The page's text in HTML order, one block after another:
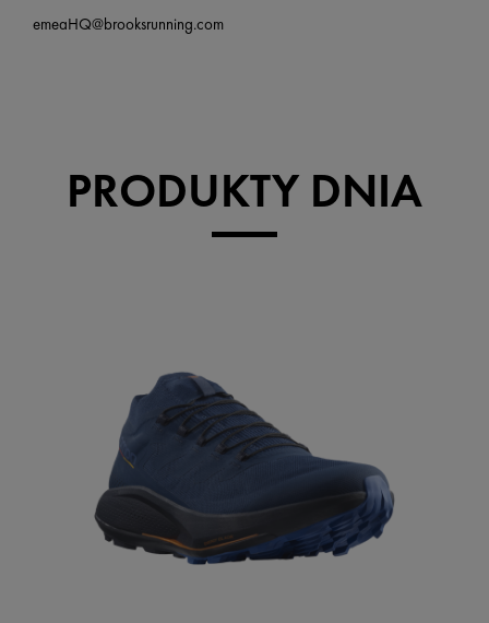
emeaHQ@brooksrunning.com
PRODUKTY DNIA